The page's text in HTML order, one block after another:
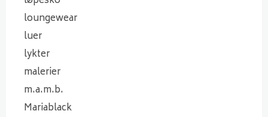
loungewear
luer
lykter
malerier
m.a.m.b.
Mariablack